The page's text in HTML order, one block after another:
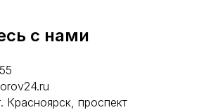
с нами
Красноярск, проспект